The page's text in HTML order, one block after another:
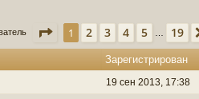
ия
Страница из 19
1 2 3 4 5 19
Зарегистрирован
19 сен 2013, 17:38